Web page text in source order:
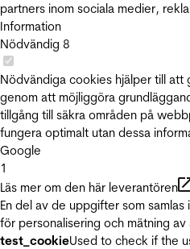
partners inom sociala medier,
Information
Nödvändig 8
Nödvändiga cookies hjälper till
genom att möjliggöra
tillgång till säkra områden på
fungera optimalt utan dessa
Google
1
Läs mer om den här leverantören
En del av de uppgifter som
för personalisering och mätning
test_cookieUsed to check if the